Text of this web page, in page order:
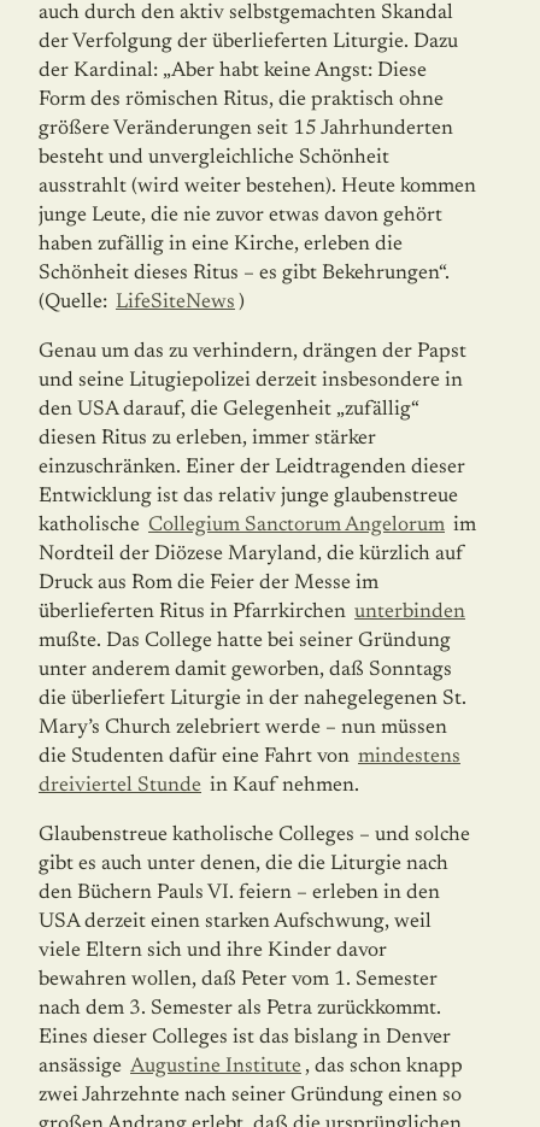
auch durch den aktiv selbstgemachten Skandal
der Verfolgung der überlieferten Liturgie. Dazu
der Kardinal: „Aber habt keine Angst: Diese
Form des römischen Ritus, die praktisch ohne
größere Veränderungen seit 15 Jahrhunderten
besteht und unvergleichliche Schönheit
ausstrahlt (wird weiter bestehen). Heute kommen
junge Leute, die nie zuvor etwas davon gehört
haben zufällig in eine Kirche, erleben die
Schönheit dieses Ritus – es gibt Bekehrungen“.
(Quelle: LifeSiteNews )
Genau um das zu verhindern, drängen der Papst
und seine Litugiepolizei derzeit insbesondere in
den USA darauf, die Gelegenheit „zufällig“
diesen Ritus zu erleben, immer stärker
einzuschränken. Einer der Leidtragenden dieser
Entwicklung ist das relativ junge glaubenstreue
katholische Collegium Sanctorum Angelorum im
Nordteil der Diözese Maryland, die kürzlich auf
Druck aus Rom die Feier der Messe im
überlieferten Ritus in Pfarrkirchen unterbinden
mußte. Das College hatte bei seiner Gründung
unter anderem damit geworben, daß Sonntags
die überliefert Liturgie in der nahegelegenen St.
Mary’s Church zelebriert werde – nun müssen
die Studenten dafür eine Fahrt von mindestens
dreiviertel Stunde in Kauf nehmen.
Glaubenstreue katholische Colleges – und solche
gibt es auch unter denen, die die Liturgie nach
den Büchern Pauls VI. feiern – erleben in den
USA derzeit einen starken Aufschwung, weil
viele Eltern sich und ihre Kinder davor
bewahren wollen, daß Peter vom 1. Semester
nach dem 3. Semester als Petra zurückkommt.
Eines dieser Colleges ist das bislang in Denver
ansässige Augustine Institute , das schon knapp
zwei Jahrzehnte nach seiner Gründung einen so